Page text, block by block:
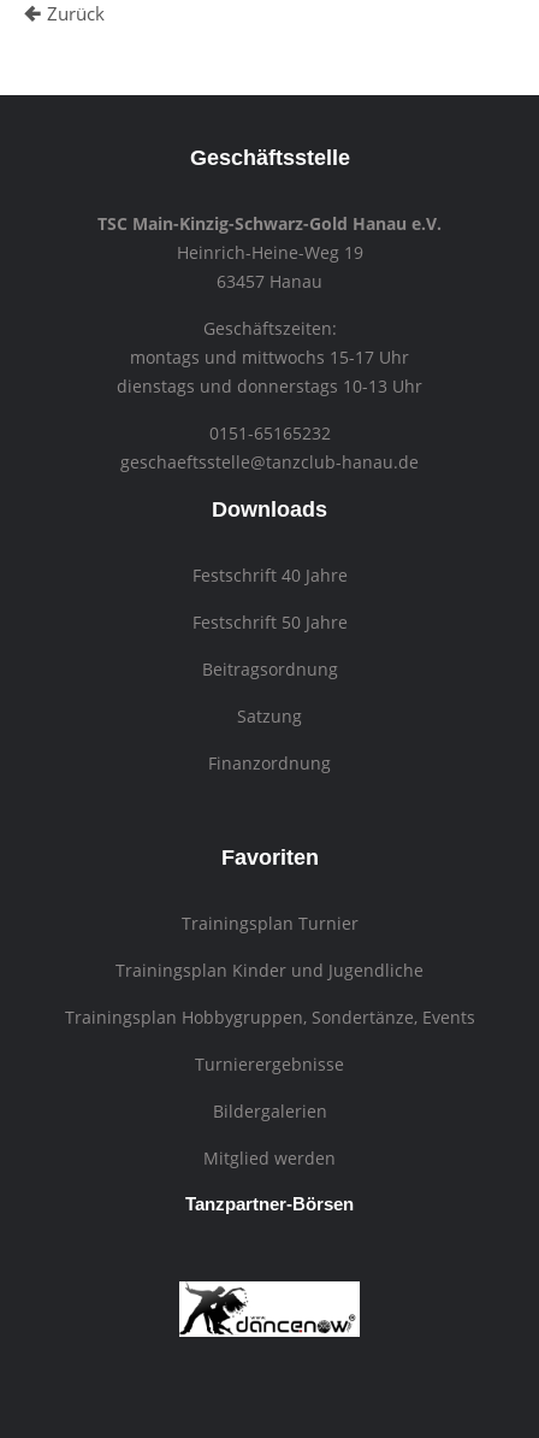
Zurück
Geschäftsstelle
TSC Main-Kinzig-Schwarz-Gold Hanau e.V.
Heinrich-Heine-Weg 19
63457 Hanau
Geschäftszeiten:
montags und mittwochs 15-17 Uhr
dienstags und donnerstags 10-13 Uhr
0151-65165232
geschaeftsstelle@tanzclub-hanau.de
Downloads
Festschrift 40 Jahre
Festschrift 50 Jahre
Beitragsordnung
Satzung
Finanzordnung
Favoriten
Trainingsplan Turnier
Trainingsplan Kinder und Jugendliche
Trainingsplan Hobbygruppen, Sondertänze, Events
Turnierergebnisse
Bildergalerien
Mitglied werden
Tanzpartner-Börsen